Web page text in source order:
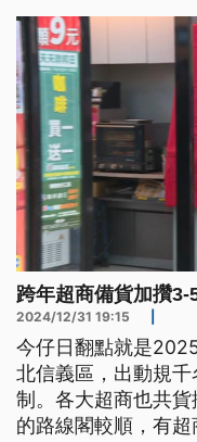
跨年超商備貨加攢
2024/12/31 19:15
今仔日翻點就是
北信義區，出動規
制。各大超商也共
的路線閣較順，有